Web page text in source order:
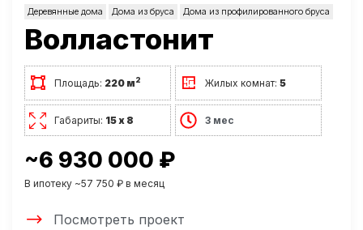
Деревянные дома Дома из бруса Дома из профилированного бруса
Волластонит
Площадь: 220 м2 Жилых комнат:5
Габариты: 15 х 8 3 мес
~6 930 000 ₽
В ипотеку ~57 750 ₽ в месяц
Посмотреть проект